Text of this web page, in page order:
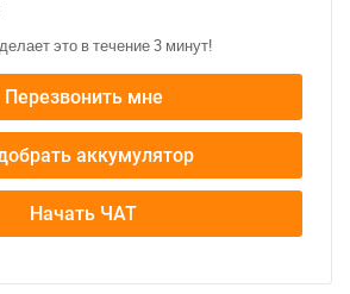
это в течение 3 минут!
Перезвонить мне
аккумулятор
Начать ЧАТ
- дзвоніть, пишіть у Viber / Telegram